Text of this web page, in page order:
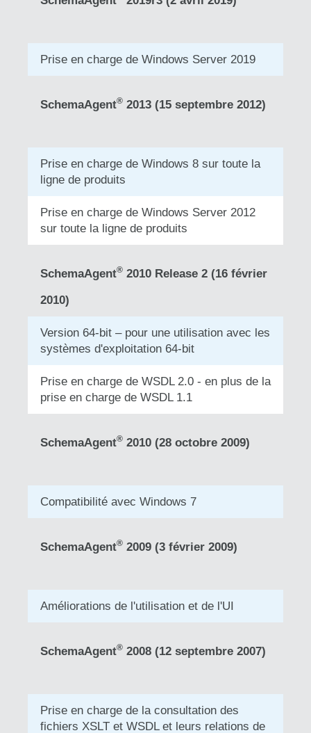
Prise en charge de Windows Server 2019
SchemaAgent® 2013 (15 septembre 2012)
Prise en charge de Windows 8 sur toute la
ligne de produits
Prise en charge de Windows Server 2012
sur toute la ligne de produits
SchemaAgent® 2010 Release 2 (16 février
2010)
Version 64-bit – pour une utilisation avec les
systèmes d'exploitation 64-bit
Prise en charge de WSDL 2.0 - en plus de la
prise en charge de WSDL 1.1
SchemaAgent® 2010 (28 octobre 2009)
Compatibilité avec Windows 7
SchemaAgent® 2009 (3 février 2009)
Améliorations de l'utilisation et de l'UI
SchemaAgent® 2008 (12 septembre 2007)
Prise en charge de la consultation des
fichiers XSLT et WSDL et leurs relations de